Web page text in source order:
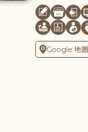
Google 地